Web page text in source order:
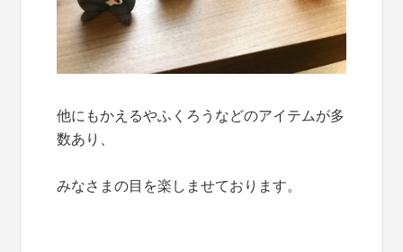
他にもかえるやふくろうなどのアイテムが多
数あり、
みなさまの目を楽しませております。